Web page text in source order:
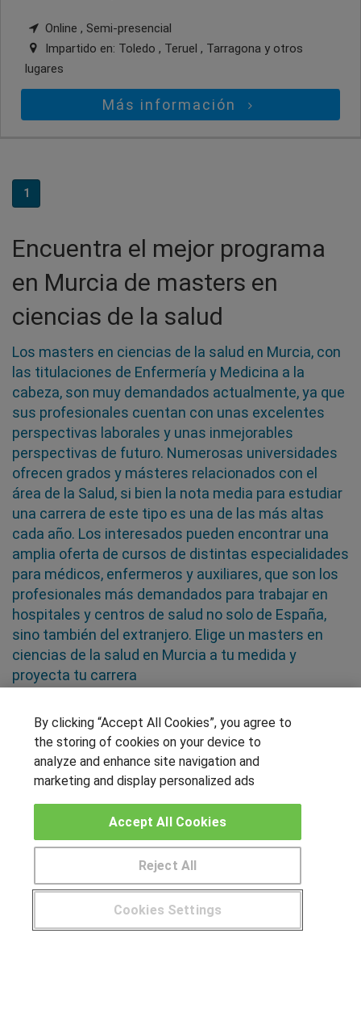
Online , Semi-presencial
Impartido en: Toledo , Teruel , Tarragona y otros
lugares
Más información
1
Encuentra el mejor programa
en Murcia de masters en
ciencias de la salud
Los masters en ciencias de la salud en Murcia, con
las titulaciones de Enfermería y Medicina a la
cabeza, son muy demandados actualmente, ya que
sus profesionales cuentan con unas excelentes
perspectivas laborales y unas inmejorables
perspectivas de futuro. Numerosas universidades
ofrecen grados y másteres relacionados con el
área de la Salud, si bien la nota media para estudiar
una carrera de este tipo es una de las más altas
cada año. Los interesados pueden encontrar una
amplia oferta de cursos de distintas especialidades
para médicos, enfermeros y auxiliares, que son los
profesionales más demandados para trabajar en
hospitales y centros de salud no solo de España,
sino también del extranjero. Elige un masters en
ciencias de la salud en Murcia a tu medida y
proyecta tu carrera
SÍGUENOS EN LAS REDES
OTROS GRUPOS DE INTERES
Muro de los idiomas
Hablemos de empleo
Locos por las becas
CENTROS DE FORMACIÓN
¿Tienes alguna duda? 900 264 357
By clicking “Accept All Cookies”, you agree to
the storing of cookies on your device to
analyze and enhance site navigation and
marketing and display personalized ads
Cookies Settings
Reject All
Accept All Cookies